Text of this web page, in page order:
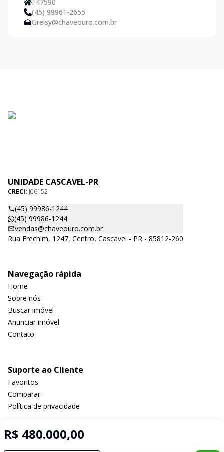
F47590
(45) 99961-2655
Greisy@chaveouro.com.br
R$ 480.000,00
UNIDADE CASCAVEL-PR
CRECI: J06152
(45) 99986-1244
(45) 99986-1244
vendas@chaveouro.com.br
Rua Erechim, 1247, Centro, Cascavel - PR - 85812-260
Navegação rápida
Home
Sobre nós
Buscar imóvel
Anunciar imóvel
Contato
Suporte ao Cliente
Favoritos
Comparar
Política de privacidade